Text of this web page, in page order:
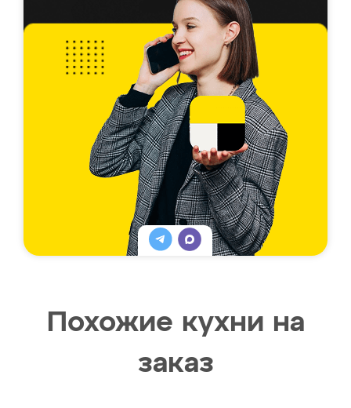
Похожие кухни на
заказ